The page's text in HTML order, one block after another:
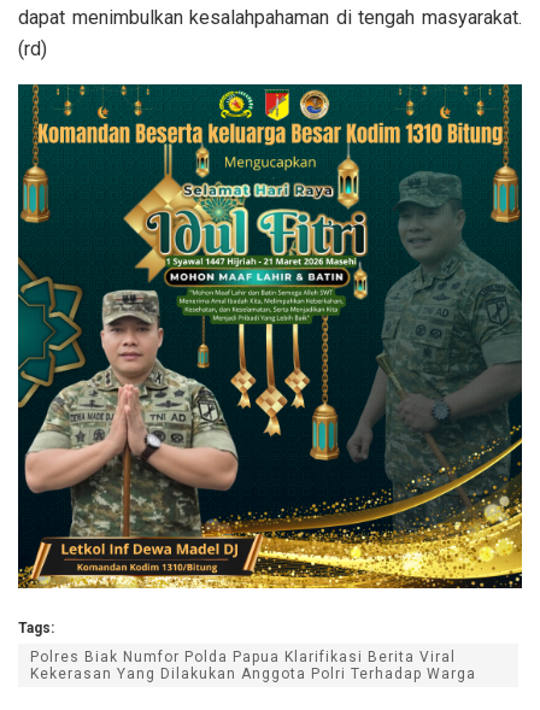
dapat menimbulkan kesalahpahaman di tengah masyarakat.
(rd)
Tags:
Polres Biak Numfor Polda Papua Klarifikasi Berita Viral
Kekerasan Yang Dilakukan Anggota Polri Terhadap Warga